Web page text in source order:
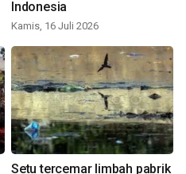
Indonesia
Kamis, 16 Juli 2026
Setu tercemar limbah pabrik